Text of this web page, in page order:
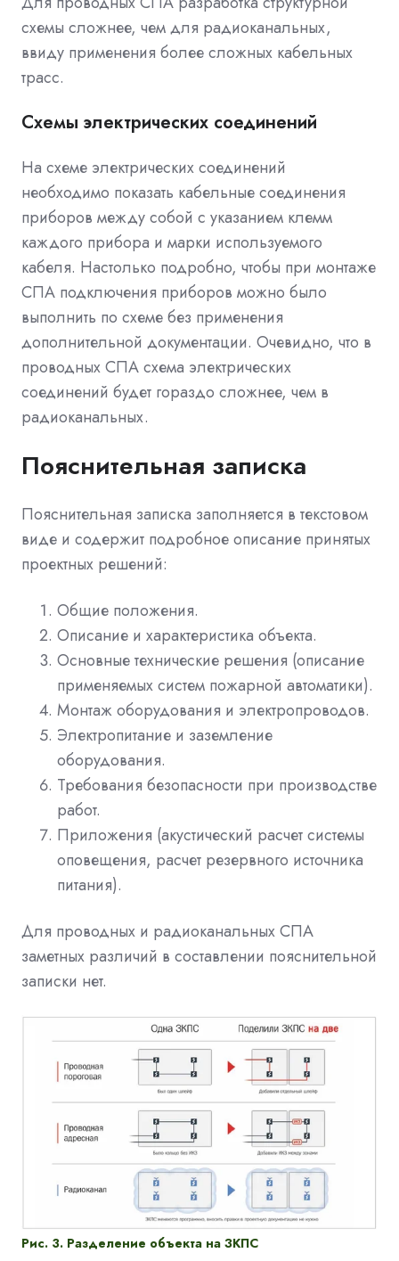
схемы сложнее, чем для радиоканальных,
ввиду применения более сложных кабельных
трасс.
Схемы электрических соединений
На схеме электрических соединений
необходимо показать кабельные соединения
приборов между собой с указанием клемм
каждого прибора и марки используемого
кабеля. Настолько подробно, чтобы при монтаже
СПА подключения приборов можно было
выполнить по схеме без применения
дополнительной документации. Очевидно, что в
проводных СПА схема электрических
соединений будет гораздо сложнее, чем в
радиоканальных.
Пояснительная записка
Пояснительная записка заполняется в текстовом
виде и содержит подробное описание принятых
проектных решений:
Общие положения.
Описание и характеристика объекта.
Основные технические решения (описание
применяемых систем пожарной автоматики).
Монтаж оборудования и электропроводов.
Электропитание и заземление
оборудования.
Требования безопасности при производстве
работ.
Приложения (акустический расчет системы
оповещения, расчет резервного источника
питания).
Для проводных и радиоканальных СПА
заметных различий в составлении пояснительной
записки нет.
Рис. 3. Разделение объекта на ЗКПС